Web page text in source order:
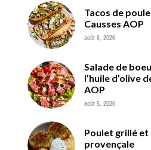
Tacos de
Causses AOP
août 6, 2026
Salade de
l’huile d’olive
AOP
août 5, 2026
Poulet grillé et
provençale